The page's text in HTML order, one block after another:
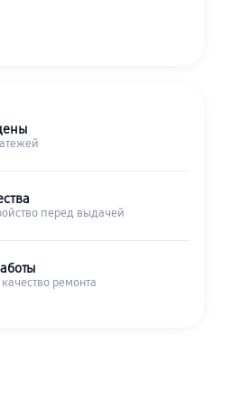
перед выдачей
ремонта